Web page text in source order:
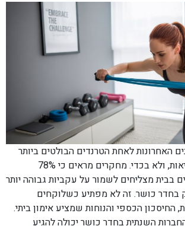
האחרונות לאחת הטרנדים הבולטים ביותר
בעולם הכושר והבריאות, ולא בכדי. מחקרים מראים כי 78%
מצליחים לשמור על עקביות גבוהה יותר
בחדר כושר. זה לא מפתיע כשלוקחים
הכספי והנוחות שמציע אימון ביתי.
השנתית בחדר כושר יכולה להגיע